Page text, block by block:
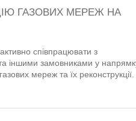
ГАЗОВИХ МЕРЕЖ НА
співпрацювати з
іншими замовниками у
мереж та їх реконструкції.